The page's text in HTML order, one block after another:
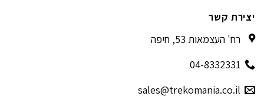
יצירת קשר
רח' העצמאות 53, חיפה
04-8332331
sales@trekomania.co.il